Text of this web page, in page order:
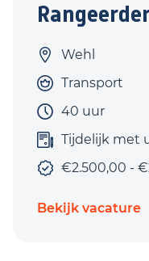
Wehl
Transport
40 uur
Tijdelijk met
€2.500,00 -
Bekijk vacature